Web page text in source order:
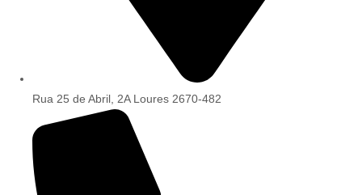
Rua 25 de Abril, 2A Loures 2670-482